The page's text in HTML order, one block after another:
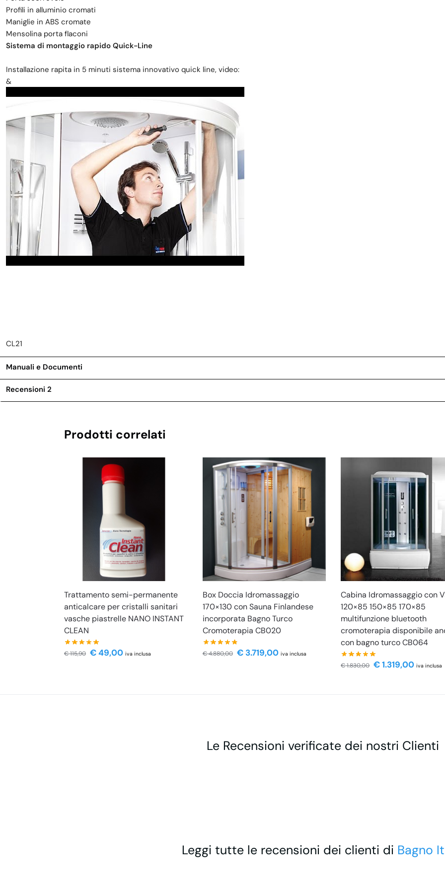
Profili in alluminio cromati
Maniglie in ABS cromate
Mensolina porta flaconi
Sistema di montaggio rapido Quick-Line
Installazione rapita in 5 minuti sistema innovativo quick line, video:
&
CL21
Manuali e Documenti
Recensioni 2
Prodotti correlati
Trattamento semi-permanente
anticalcare per cristalli sanitari
vasche piastrelle NANO INSTANT
CLEAN
€115,90 €49,00 iva inclusa
Box Doccia Idromassaggio
170×130 con Sauna Finlandese
incorporata Bagno Turco
Cromoterapia CB020
€4.880,00 €3.719,00 iva inclusa
Cabina Idromassaggio con
120×85 150×85 170×85
multifunzione bluetooth
cromoterapia disponibile
con bagno turco CB064
€1.830,00 €1.319,00 iva inclusa
Le Recensioni verificate dei nostri Clienti
Leggi tutte le recensioni dei clienti di Bagno